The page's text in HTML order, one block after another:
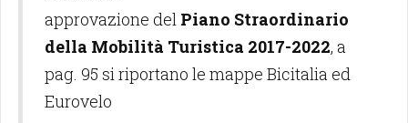
approvazione del Piano Straordinario
della Mobilità Turistica 2017-2022, a
pag. 95 si riportano le mappe Bicitalia ed
Eurovelo